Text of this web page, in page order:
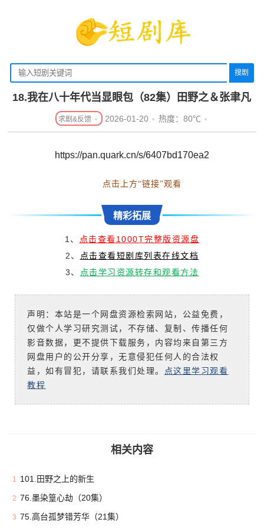
搜剧
18.我在八十年代当显眼包（82集）田野之＆张聿凡
2026-01-20 热度：80℃
https://pan.quark.cn/s/6407bd170ea2
点击上方“链接”观看
精彩拓展
1、 点击查看1000T完整版资源盘
2、 点击查看短剧库列表在线文档
3、 点击学习资源转存和观看方法
声明：本站是一个网盘资源检索网站，公益免费，
仅做个人学习研究测试，不存储、复制、传播任何
影音数据，更不提供下载服务，内容均来自第三方
网盘用户的公开分享，无意侵犯任何人的合法权
益，如有冒犯，请联系我们处理。 点这里学习观看
教程
相关内容
1 101.田野之上的新生
2 76.墨染篁心劫（20集）
3 75.高台孤梦错芳华（21集）